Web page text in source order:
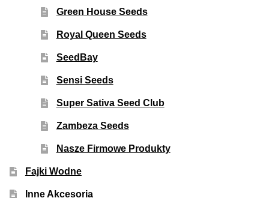
Green House Seeds
Royal Queen Seeds
SeedBay
Sensi Seeds
Super Sativa Seed Club
Zambeza Seeds
Nasze Firmowe Produkty
Fajki Wodne
Inne Akcesoria